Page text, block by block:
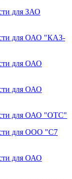
для ЗАО
для ОАО "КАЗ-
для ОАО
для ОАО
для ОАО "ОТС"
для ООО "С7
для ОАО